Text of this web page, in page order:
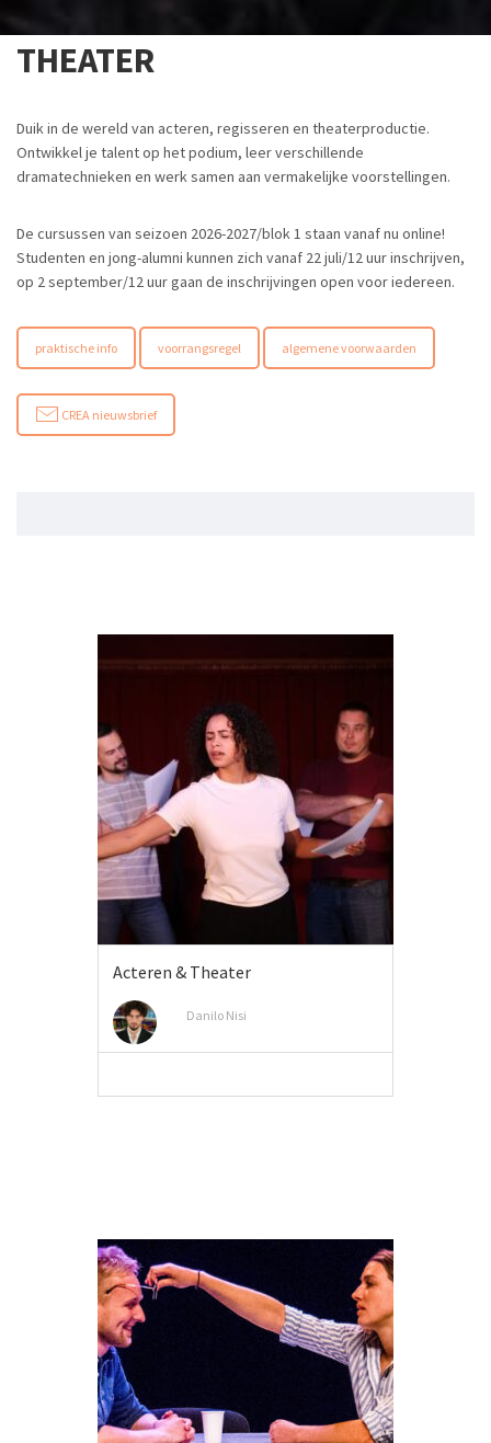
THEATER
Duik in de wereld van acteren, regisseren en theaterproductie.
Ontwikkel je talent op het podium, leer verschillende
dramatechnieken en werk samen aan vermakelijke voorstellingen.
De cursussen van seizoen 2026-2027/blok 1 staan vanaf nu online!
Studenten en jong-alumni kunnen zich vanaf 22 juli/12 uur inschrijven,
op 2 september/12 uur gaan de inschrijvingen open voor iedereen.
praktische info voorrangsregel algemene voorwaarden
CREA nieuwsbrief
Acteren & Theater
Danilo Nisi